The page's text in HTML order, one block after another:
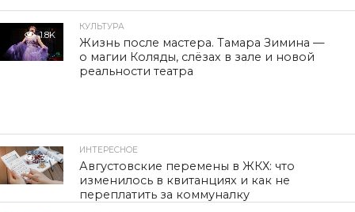
1.8K
КУЛЬТУРА
Жизнь после мастера. Тамара Зимина —
о магии Коляды, слёзах в зале и новой
реальности театра
304
ИНТЕРЕСНОЕ
Августовские перемены в ЖКХ: что
изменилось в квитанциях и как не
переплатить за коммуналку